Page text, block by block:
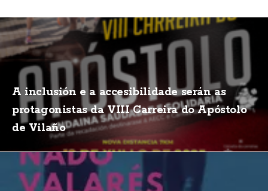
A inclusión e a accesibilidade serán as
protagonistas da VIII Carreira do Apóstolo
de Vilaño